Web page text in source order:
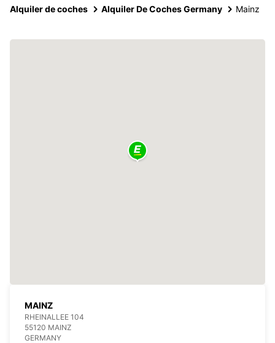
Alquiler de coches Alquiler De Coches Germany Mainz
MAINZ
RHEINALLEE 104
55120 MAINZ
GERMANY